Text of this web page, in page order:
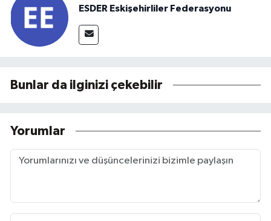
ESDER Eskişehirliler Federasyonu
Bunlar da ilginizi çekebilir
Yorumlar